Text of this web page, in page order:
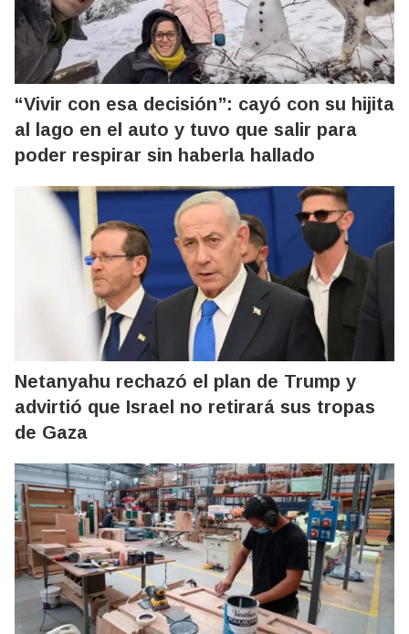
“Vivir con esa decisión”: cayó con su hijita
al lago en el auto y tuvo que salir para
poder respirar sin haberla hallado
Netanyahu rechazó el plan de Trump y
advirtió que Israel no retirará sus tropas
de Gaza